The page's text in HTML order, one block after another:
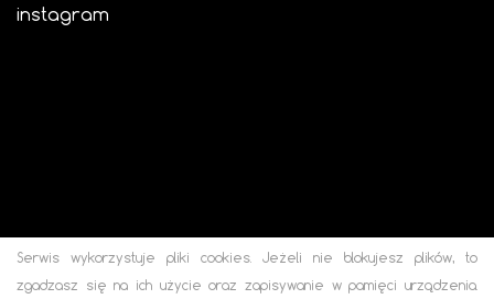
instagram
Serwis wykorzystuje pliki cookies. Jeżeli nie blokujesz plików, to
zgadzasz się na ich użycie oraz zapisywanie w pamięci urządzenia.